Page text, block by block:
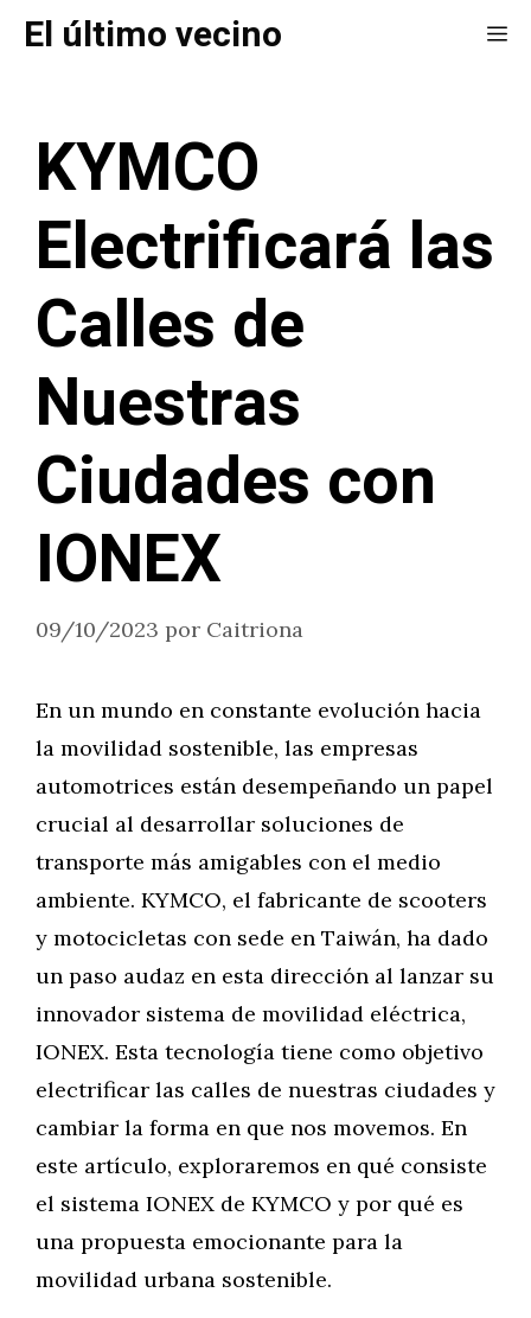
SaltarEl último vecino
KYMCO
Electrificará las
Calles de
Nuestras
Ciudades con
IONEX
09/10/2023 por Caitriona
En un mundo en constante evolución hacia
la movilidad sostenible, las empresas
automotrices están desempeñando un papel
crucial al desarrollar soluciones de
transporte más amigables con el medio
ambiente. KYMCO, el fabricante de scooters
y motocicletas con sede en Taiwán, ha dado
un paso audaz en esta dirección al lanzar su
innovador sistema de movilidad eléctrica,
IONEX. Esta tecnología tiene como objetivo
electrificar las calles de nuestras ciudades y
cambiar la forma en que nos movemos. En
este artículo, exploraremos en qué consiste
el sistema IONEX de KYMCO y por qué es
una propuesta emocionante para la
movilidad urbana sostenible.